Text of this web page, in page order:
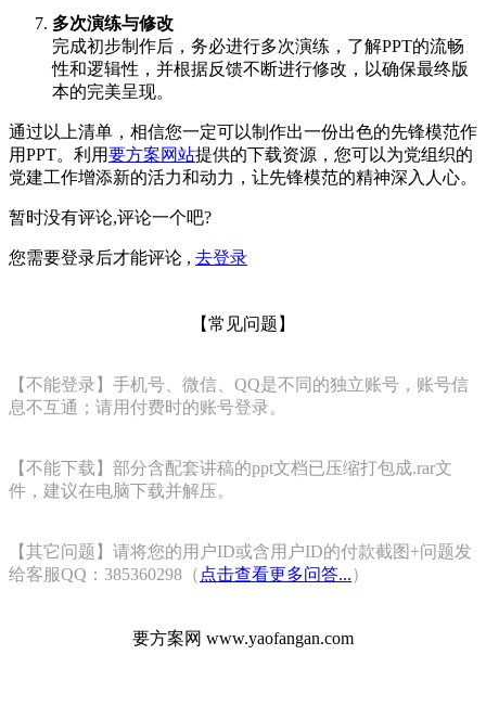
多次演练与修改
完成初步制作后，务必进行多次演练，了解PPT的流畅
性和逻辑性，并根据反馈不断进行修改，以确保最终版
本的完美呈现。
通过以上清单，相信您一定可以制作出一份出色的先锋模范作
用PPT。利用要方案网站提供的下载资源，您可以为党组织的
党建工作增添新的活力和动力，让先锋模范的精神深入人心。
暂时没有评论,评论一个吧?
您需要登录后才能评论 , 去登录
【常见问题】
【不能登录】手机号、微信、QQ是不同的独立账号，账号信
息不互通；请用付费时的账号登录。
【不能下载】部分含配套讲稿的ppt文档已压缩打包成.rar文
件，建议在电脑下载并解压。
【其它问题】请将您的用户ID或含用户ID的付款截图+问题发
给客服QQ：385360298（ 点击查看更多问答...）
要方案网 www.yaofangan.com